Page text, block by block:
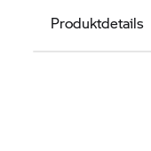
Produktdetails